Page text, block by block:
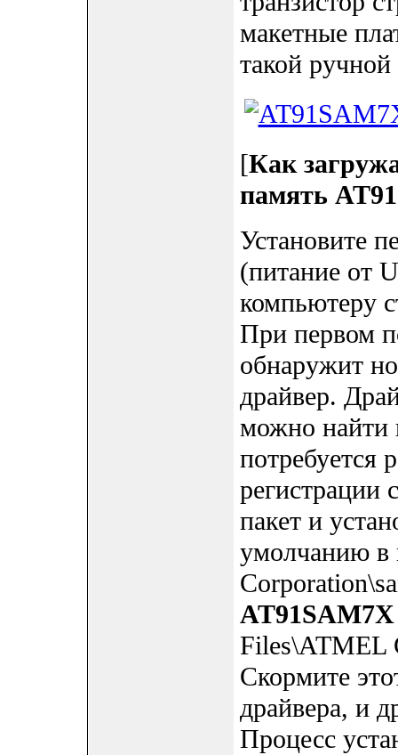
макетные
такой
[Как
память
Установите
(питание от
компьютеру
При первом
обнаружит
драйвер.
можно найти
потребуется
регистрации
пакет и
умолчанию в
AT91SAM7X
Files\ATMEL
Скормите
драйвера, и
Процесс